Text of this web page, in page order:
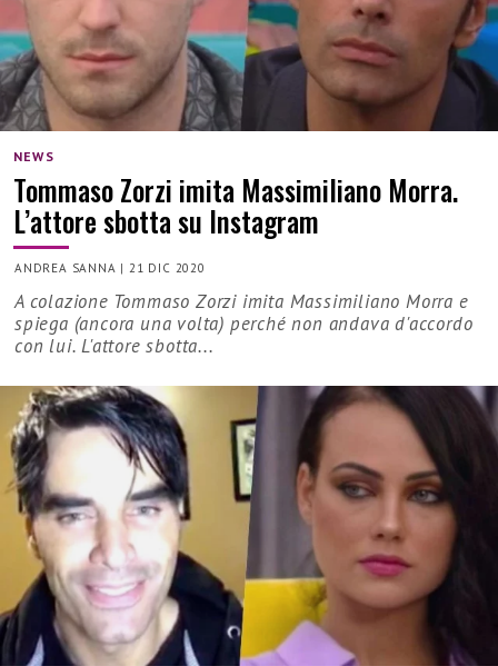
NEWS
Tommaso Zorzi imita Massimiliano Morra.
L’attore sbotta su Instagram
ANDREA SANNA |21 DIC 2020
A colazione Tommaso Zorzi imita Massimiliano Morra e
spiega (ancora una volta) perché non andava d'accordo
con lui. L'attore sbotta...